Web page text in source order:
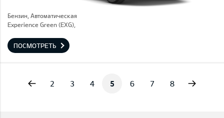
Бензин, Автоматическая
Experience Green (EXG),
ПОСМОТРЕТЬ
2 3 4 5 6 7 8